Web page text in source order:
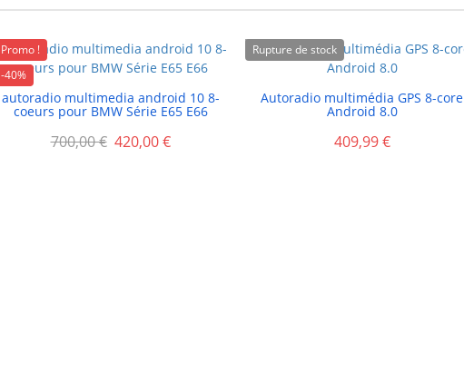
Promo !
-40%

autoradio multimedia android 10 8-
coeurs pour BMW Série E65 E66
700,00 € 420,00 €
Rupture de stock

Autoradio multimédia GPS 8-core
Android 8.0
409,99 €